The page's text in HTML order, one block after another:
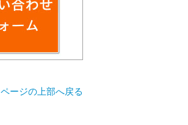
ページの上部へ戻る